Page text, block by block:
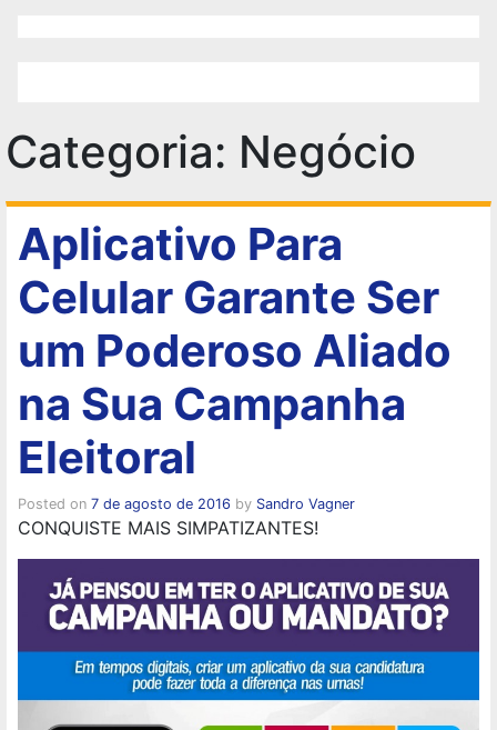
Categoria: Negócio
Aplicativo Para
Celular Garante Ser
um Poderoso Aliado
na Sua Campanha
Eleitoral
Posted on 7 de agosto de 2016 by Sandro Vagner
CONQUISTE MAIS SIMPATIZANTES!